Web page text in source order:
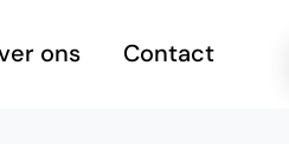
ons Contact